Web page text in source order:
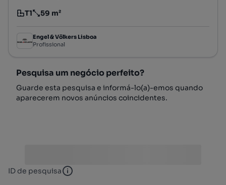
Tipologia
T1
Preço por metro quadrado
59 m²
Engel & Völkers Lisboa
Profissional
Pesquisa um negócio perfeito?
Guarde esta pesquisa e informá-lo(a)-emos quando
aparecerem novos anúncios coincidentes.
ID de pesquisa ID de pesquisa